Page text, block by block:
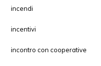
incendi
incentivi
incontro con cooperative